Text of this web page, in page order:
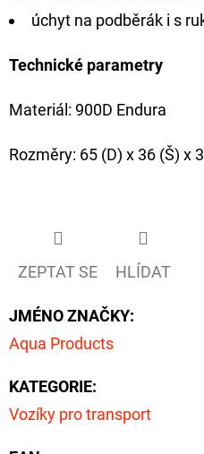
úchyt na podběrák i s
Technické parametry
Materiál: 900D Endura
Rozměry: 65 (D) x 36 (Š) x
ZEPTAT SE HLÍDAT
JMÉNO ZNAČKY:
Aqua Products
KATEGORIE:
Vozíky pro transport